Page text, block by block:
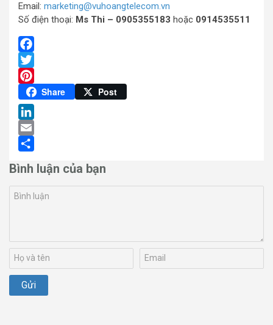
Email: marketing@vuhoangtelecom.vn
Số điện thoại: Ms Thi – 0905355183 hoặc 0914535511
Facebook
Twitter
Pinterest
Share Post
LinkedIn
Email
Bình luận của bạn